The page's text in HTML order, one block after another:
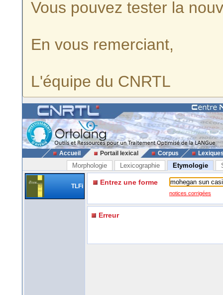
Vous pouvez tester la
En vous remerciant,
L'équipe du CNRTL
Accueil Portail lexical Corpus
Morphologie Lexicographie Etymologie
TLFi Entrez une forme
notices corrigées
Erreur